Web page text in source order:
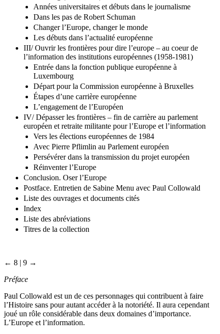
Années universitaires et débuts dans le journalisme
Dans les pas de Robert Schuman
Changer l’Europe, changer le monde
Les débuts dans l’actualité européenne
III/ Ouvrir les frontières pour dire l’europe – au coeur de
l’information des institutions européennes (1958-1981)
Entrée dans la fonction publique européenne à
Luxembourg
Départ pour la Commission européenne à Bruxelles
Étapes d’une carrière européenne
L’engagement de l’Européen
IV/ Dépasser les frontières – fin de carrière au parlement
européen et retraite militante pour l’Europe et l’information
Vers les élections européennes de 1984
Avec Pierre Pflimlin au Parlement européen
Persévérer dans la transmission du projet européen
Réinventer l’Europe
Conclusion. Oser l’Europe
Postface. Entretien de Sabine Menu avec Paul Collowald
Liste des ouvrages et documents cités
Index
Liste des abréviations
Titres de la collection
← 8 | 9 →
Préface
Paul Collowald est un de ces personnages qui contribuent à faire
l’Histoire sans pour autant accéder à la notoriété. Il aura cependant
joué un rôle considérable dans deux domaines d’importance.
L’Europe et l’information.